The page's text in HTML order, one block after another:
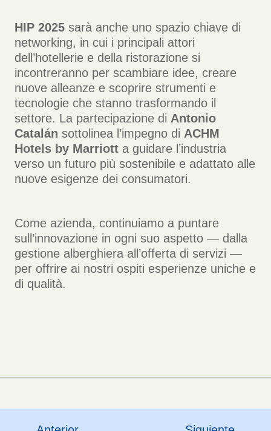
HIP 2025 sarà anche uno spazio chiave di
networking, in cui i principali attori
dell’hotellerie e della ristorazione si
incontreranno per scambiare idee, creare
nuove alleanze e scoprire strumenti e
tecnologie che stanno trasformando il
settore. La partecipazione di Antonio
Catalán sottolinea l’impegno di ACHM
Hotels by Marriott a guidare l’industria
verso un futuro più sostenibile e adattato alle
nuove esigenze dei consumatori.
Come azienda, continuiamo a puntare
sull’innovazione in ogni suo aspetto — dalla
gestione alberghiera all’offerta di servizi —
per offrire ai nostri ospiti esperienze uniche e
di qualità.